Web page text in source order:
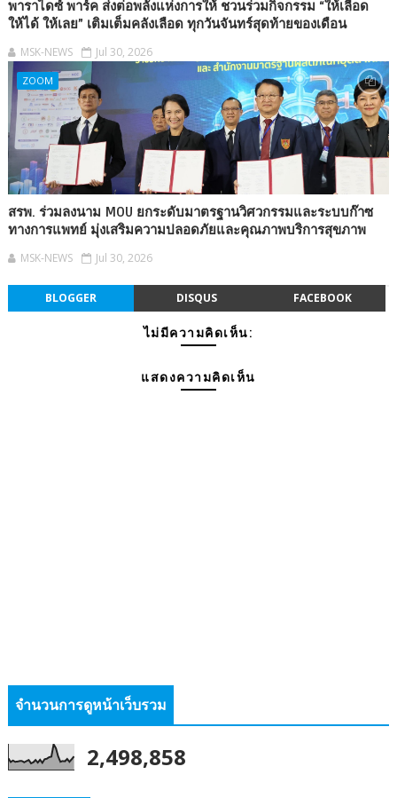
พาราไดซ์ พาร์ค ส่งต่อพลังแห่งการให้ ชวนร่วมกิจกรรม “ให้เลือด
ให้ได้ ให้เลย” เติมเต็มคลังเลือด ทุกวันจันทร์สุดท้ายของเดือน
MSK-NEWS Jul 30, 2026
ZOOM
สรพ. ร่วมลงนาม MOU ยกระดับมาตรฐานวิศวกรรมและระบบก๊าซ
ทางการแพทย์ มุ่งเสริมความปลอดภัยและคุณภาพบริการสุขภาพ
MSK-NEWS Jul 30, 2026
BLOGGER DISQUS FACEBOOK
ไม่มีความคิดเห็น:
แสดงความคิดเห็น
จำนวนการดูหน้าเว็บรวม
2,498,858